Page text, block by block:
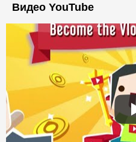
Видео YouTube